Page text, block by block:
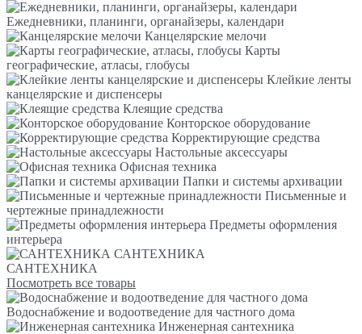
Ежедневники, планинги, органайзеры, календари
Канцелярские мелочи
Карты
географические, атласы, глобусы
Клейкие ленты
канцелярские и диспенсеры
Клеящие средства
Конторское оборудование
Корректирующие средства
Настольные аксессуары
Офисная техника
Папки и системы архивации
Письменные и
чертежные принадлежности
Предметы оформления
интерьера
САНТЕХНИКА
САНТЕХНИКА
Посмотреть все товары
Водоснабжение и водоотведение для частного дома
Инженерная сантехника